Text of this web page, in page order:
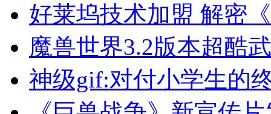
好莱坞技术加盟 解密
魔兽世界3.2版本超酷
神级gif:对付小学生的